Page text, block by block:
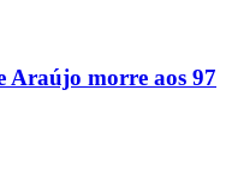
Araújo morre aos 97